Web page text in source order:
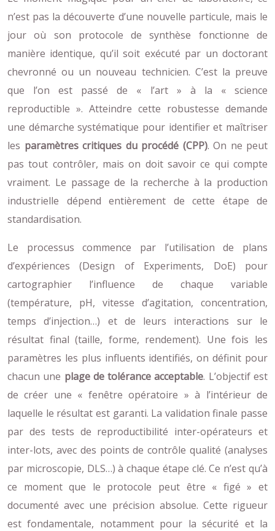
n’est pas la découverte d’une nouvelle particule, mais le
jour où son protocole de synthèse fonctionne de
manière identique, qu’il soit exécuté par un doctorant
chevronné ou un nouveau technicien. C’est la preuve
que l’on est passé de « l’art » à la « science
reproductible ». Atteindre cette robustesse demande
une démarche systématique pour identifier et maîtriser
les paramètres critiques du procédé (CPP). On ne peut
pas tout contrôler, mais on doit savoir ce qui compte
vraiment. Le passage de la recherche à la production
industrielle dépend entièrement de cette étape de
standardisation.
Le processus commence par l’utilisation de plans
d’expériences (Design of Experiments, DoE) pour
cartographier l’influence de chaque variable
(température, pH, vitesse d’agitation, concentration,
temps d’injection…) et de leurs interactions sur le
résultat final (taille, forme, rendement). Une fois les
paramètres les plus influents identifiés, on définit pour
chacun une plage de tolérance acceptable. L’objectif est
de créer une « fenêtre opératoire » à l’intérieur de
laquelle le résultat est garanti. La validation finale passe
par des tests de reproductibilité inter-opérateurs et
inter-lots, avec des points de contrôle qualité (analyses
par microscopie, DLS…) à chaque étape clé. Ce n’est qu’à
ce moment que le protocole peut être « figé » et
documenté avec une précision absolue. Cette rigueur
est fondamentale, notamment pour la sécurité et la